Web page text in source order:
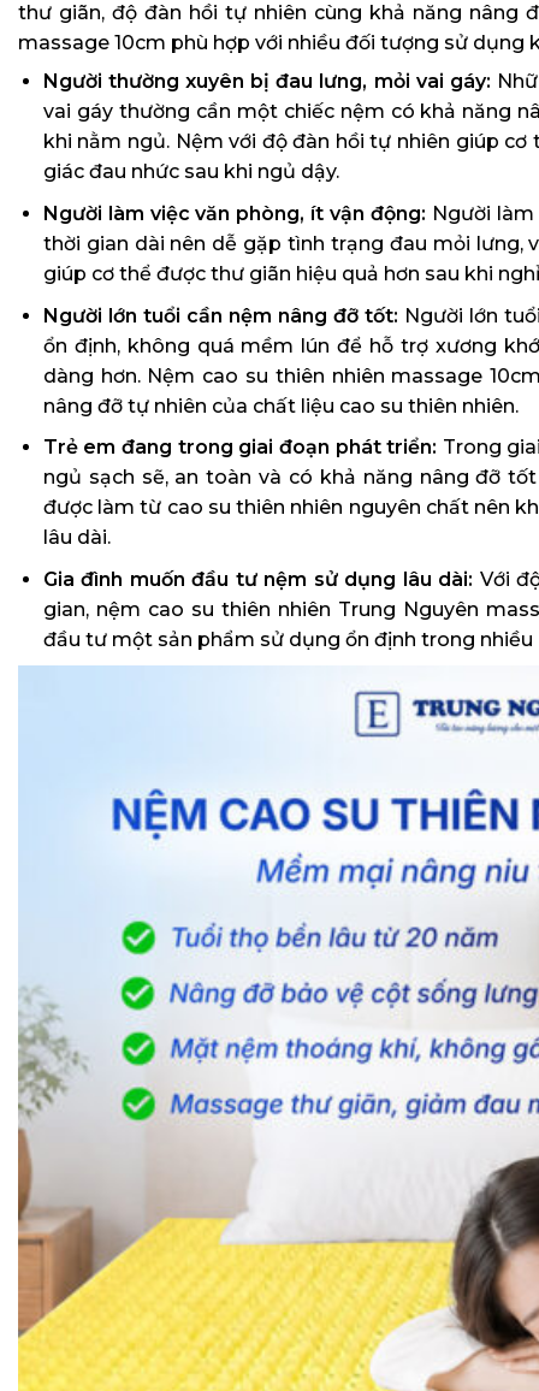
thư giãn, độ đàn hồi tự nhiên cùng khả năng nâng
massage 10cm phù hợp với nhiều đối tượng sử dụng
Người thường xuyên bị đau lưng, mỏi vai gáy:
vai gáy thường cần một chiếc nệm có khả năng
khi nằm ngủ. Nệm với độ đàn hồi tự nhiên giúp
giác đau nhức sau khi ngủ dậy.
Người làm việc văn phòng, ít vận động: Người
thời gian dài nên dễ gặp tình trạng đau mỏi lưng,
giúp cơ thể được thư giãn hiệu quả hơn sau khi
Người lớn tuổi cần nệm nâng đỡ tốt: Người lớn
ổn định, không quá mềm lún để hỗ trợ xương
dàng hơn. Nệm cao su thiên nhiên massage
nâng đỡ tự nhiên của chất liệu cao su thiên nhiên.
Trẻ em đang trong giai đoạn phát triển: Trong
ngủ sạch sẽ, an toàn và có khả năng nâng đỡ
được làm từ cao su thiên nhiên nguyên chất nên
lâu dài.
Gia đình muốn đầu tư nệm sử dụng lâu dài: Với
gian, nệm cao su thiên nhiên Trung Nguyên
đầu tư một sản phẩm sử dụng ổn định trong nhiều